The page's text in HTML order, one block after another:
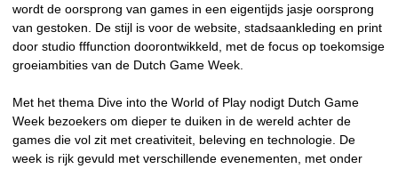
wordt de oorsprong van games in een eigentijds jasje oorsprong
van gestoken. De stijl is voor de website, stadsaankleding en print
door studio fffunction doorontwikkeld, met de focus op toekomsige
groeiambities van de Dutch Game Week.
Met het thema Dive into the World of Play nodigt Dutch Game
Week bezoekers om dieper te duiken in de wereld achter de
games die vol zit met creativiteit, beleving en technologie. De
week is rijk gevuld met verschillende evenementen, met onder